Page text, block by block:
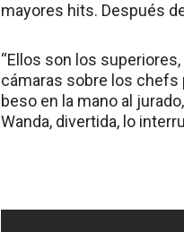
mayores hits. Después
“Ellos son los
cámaras sobre los chefs
beso en la mano al
Wanda, divertida, lo